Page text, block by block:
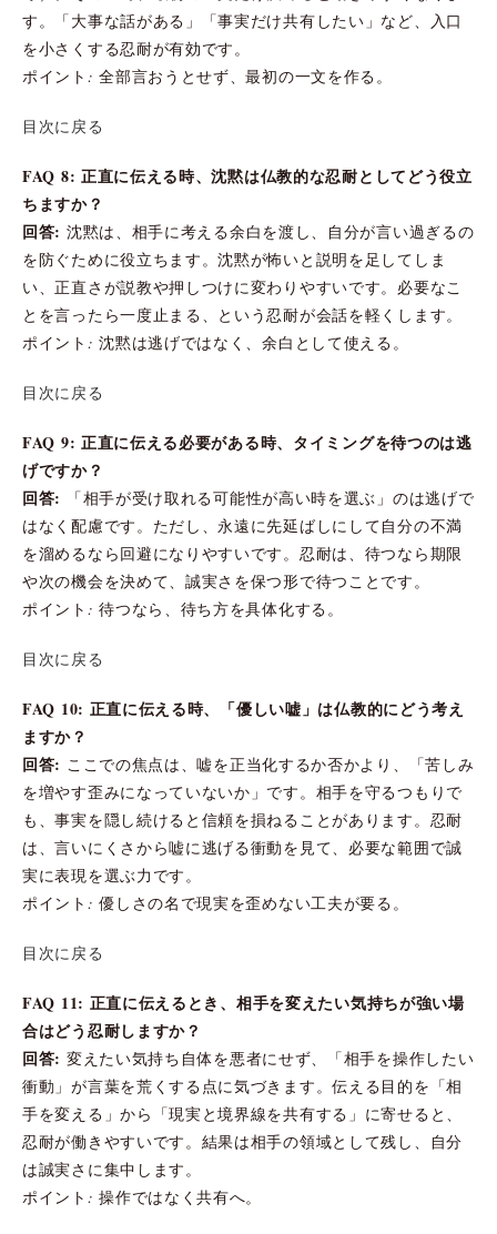
す。「大事な話がある」「事実だけ共有したい」など、入口
を小さくする忍耐が有効です。
ポイント: 全部言おうとせず、最初の一文を作る。
目次に戻る
FAQ 8: 正直に伝える時、沈黙は仏教的な忍耐としてどう役立
ちますか？
回答: 沈黙は、相手に考える余白を渡し、自分が言い過ぎるの
を防ぐために役立ちます。沈黙が怖いと説明を足してしま
い、正直さが説教や押しつけに変わりやすいです。必要なこ
とを言ったら一度止まる、という忍耐が会話を軽くします。
ポイント: 沈黙は逃げではなく、余白として使える。
目次に戻る
FAQ 9: 正直に伝える必要がある時、タイミングを待つのは逃
げですか？
回答:
「相手が受け取れる可能性が高い時を選ぶ」のは逃げで
はなく配慮です。ただし、永遠に先延ばしにして自分の不満
を溜めるなら回避になりやすいです。忍耐は、待つなら期限
や次の機会を決めて、誠実さを保つ形で待つことです。
ポイント: 待つなら、待ち方を具体化する。
目次に戻る
FAQ 10: 正直に伝える時、「優しい嘘」は仏教的にどう考え
ますか？
回答: ここでの焦点は、嘘を正当化するか否かより、「苦しみ
を増やす歪みになっていないか」です。相手を守るつもりで
も、事実を隠し続けると信頼を損ねることがあります。忍耐
は、言いにくさから嘘に逃げる衝動を見て、必要な範囲で誠
実に表現を選ぶ力です。
ポイント: 優しさの名で現実を歪めない工夫が要る。
目次に戻る
FAQ 11: 正直に伝えるとき、相手を変えたい気持ちが強い場
合はどう忍耐しますか？
回答: 変えたい気持ち自体を悪者にせず、「相手を操作したい
衝動」が言葉を荒くする点に気づきます。伝える目的を「相
手を変える」から「現実と境界線を共有する」に寄せると、
忍耐が働きやすいです。結果は相手の領域として残し、自分
は誠実さに集中します。
ポイント: 操作ではなく共有へ。